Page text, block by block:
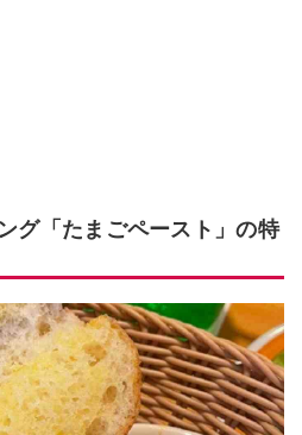
グ「たまごペースト」の特